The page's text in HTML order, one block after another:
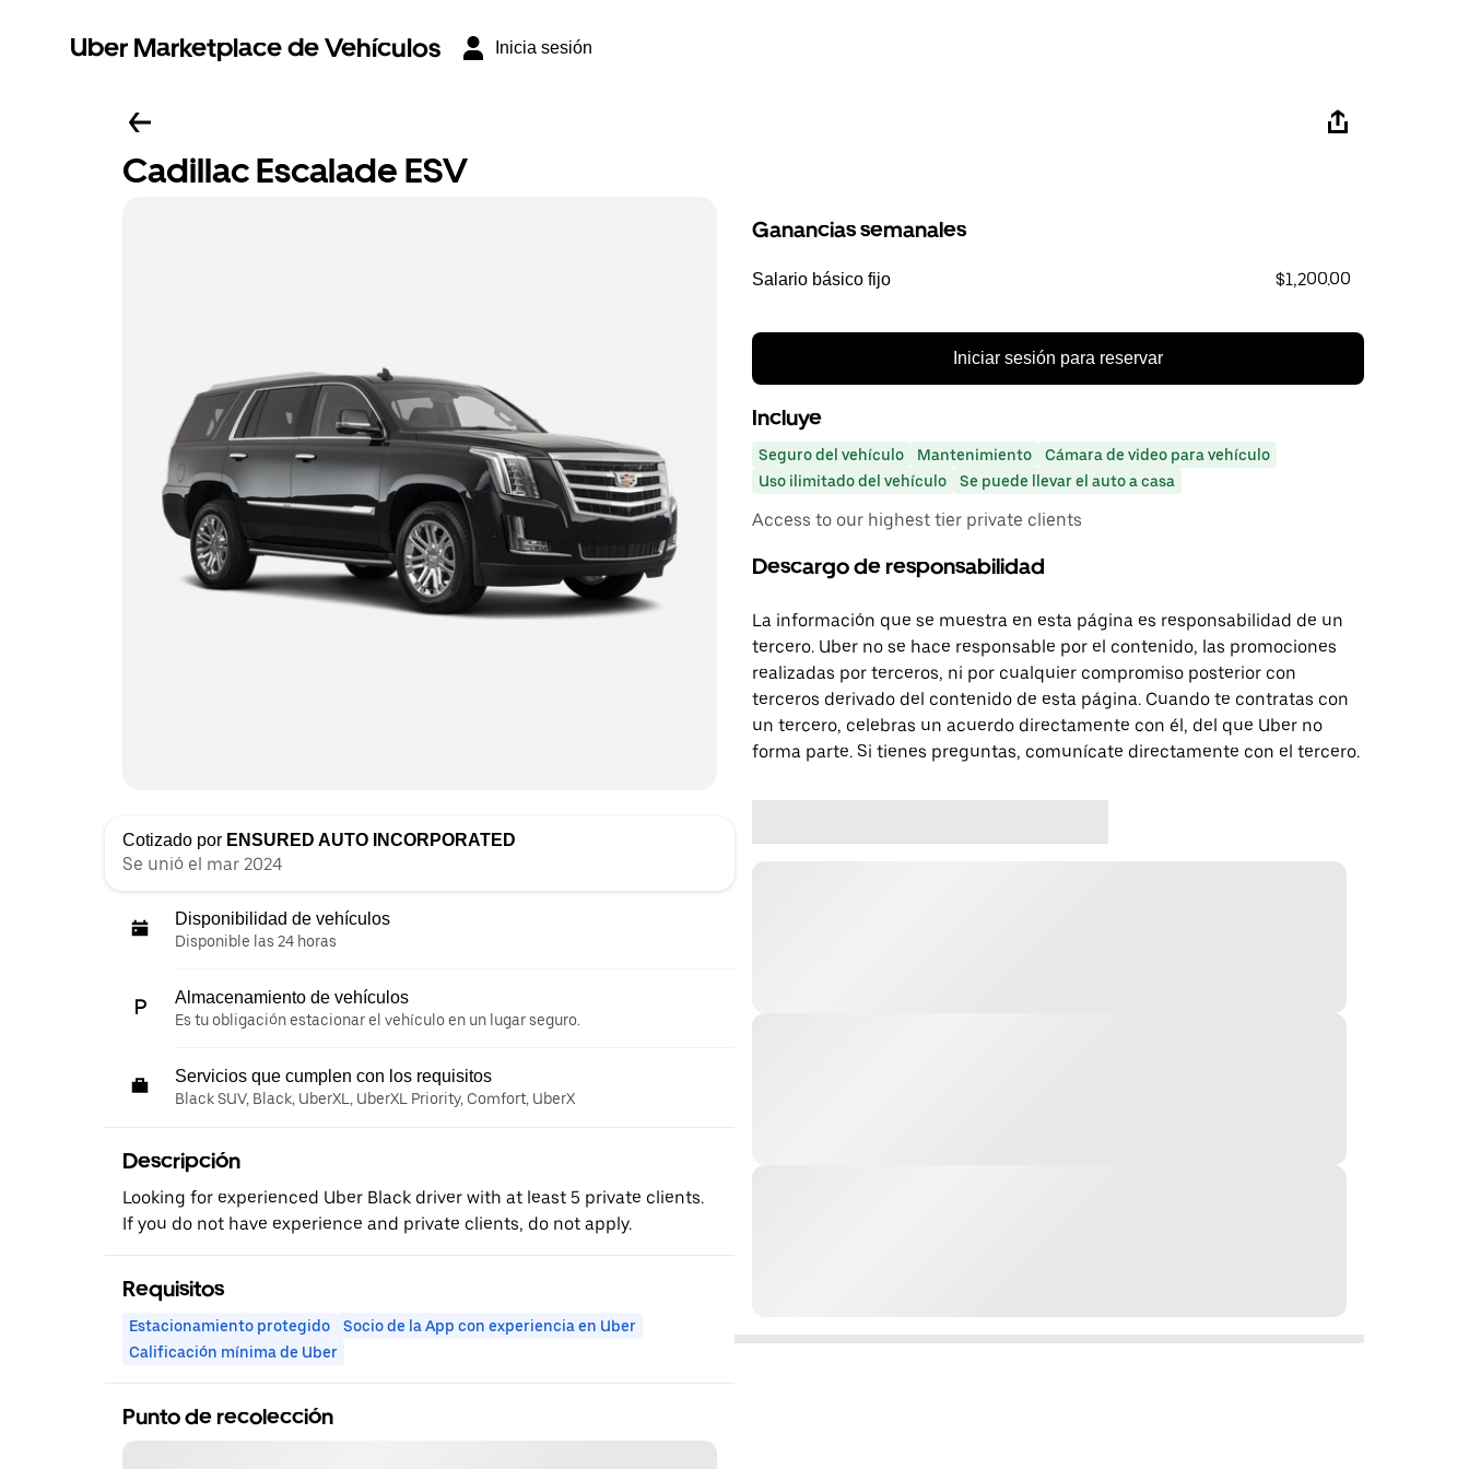
Uber Marketplace de Vehículos Inicia sesión
Cadillac Escalade ESV
Cotizado por ENSURED AUTO INCORPORATED
Se unió el mar 2024
Disponibilidad de vehículos
Disponible las 24 horas
Almacenamiento de vehículos
Es tu obligación estacionar el vehículo en un lugar seguro.
Servicios que cumplen con los requisitos
Black SUV, Black, UberXL, UberXL Priority, Comfort, UberX
Descripción
Looking for experienced Uber Black driver with at least 5 private clients.
If you do not have experience and private clients, do not apply.
Requisitos
Estacionamiento protegido
Socio de la App con experiencia en Uber
Calificación mínima de Uber
Punto de recolección
Ganancias semanales
Salario básico fijo $1,200.00
Iniciar sesión para reservar
Incluye
Seguro del vehículo Mantenimiento
Cámara de video para vehículo
Uso ilimitado del vehículo
Se puede llevar el auto a casa
Access to our highest tier private clients
Descargo de responsabilidad
La información que se muestra en esta página es responsabilidad de un
tercero. Uber no se hace responsable por el contenido, las promociones
realizadas por terceros, ni por cualquier compromiso posterior con
terceros derivado del contenido de esta página. Cuando te contratas con
un tercero, celebras un acuerdo directamente con él, del que Uber no
forma parte. Si tienes preguntas, comunícate directamente con el tercero.